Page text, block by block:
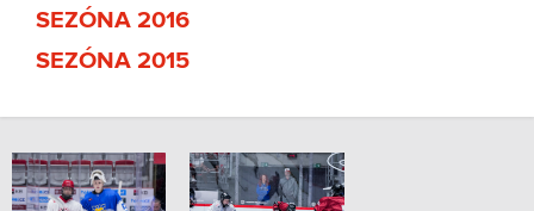
SEZÓNA 2016
SEZÓNA 2015